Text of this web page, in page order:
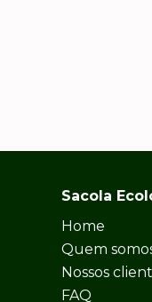
Sacola
Home
Quem
Nossos
FAQ